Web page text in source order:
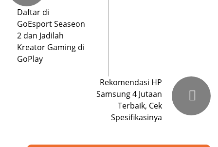
Daftar di
GoEsport Seaseon
2 dan Jadilah
Kreator Gaming di
GoPlay
Rekomendasi HP
Samsung 4 Jutaan
Terbaik, Cek
Spesifikasinya